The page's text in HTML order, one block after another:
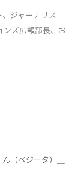
ジャーナリス
ンズ広報部長、お
（ベジータ）＿